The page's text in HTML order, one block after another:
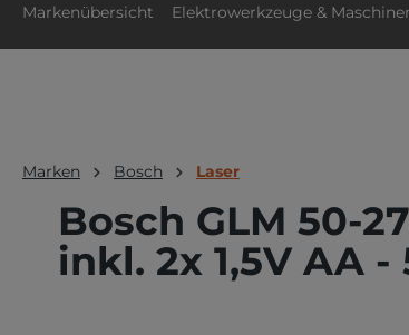
Markenübersicht Elektrowerkzeuge &
Marken Bosch Laser
Bosch GLM 50-
inkl. 2x 1,5V AA